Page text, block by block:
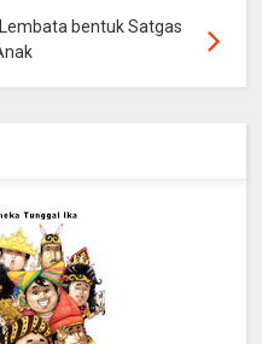
bentuk Satgas